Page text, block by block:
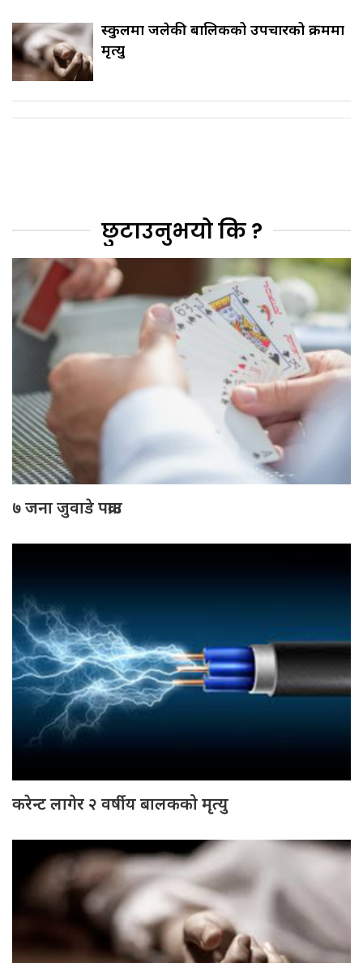
स्कुलमा जलेकी बालिकको उपचारको क्रममा
मृत्यु
छुटाउनुभयो कि ?
७ जना जुवाडे पक्राउ
करेन्ट लागेर २ वर्षीय बालकको मृत्यु